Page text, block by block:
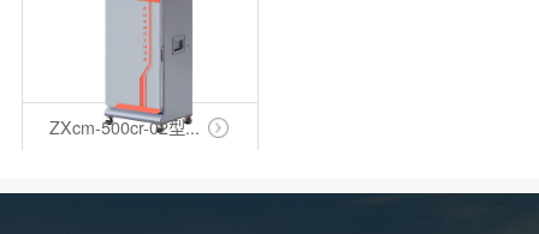
ZXcm-500cr-02型...